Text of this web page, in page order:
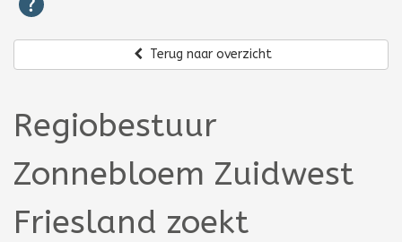
Terug naar overzicht
Regiobestuur
Zonnebloem Zuidwest
Friesland zoekt